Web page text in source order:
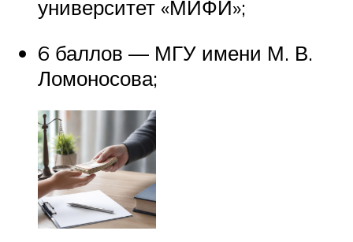
университет «МИФИ»;
6 баллов — МГУ имени М. В.
Ломоносова;